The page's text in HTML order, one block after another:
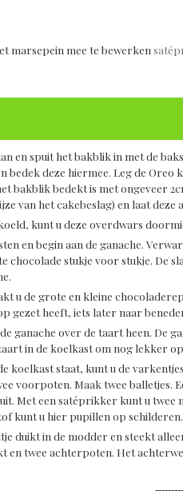
marsepein mee te bewerken
en spuit het bakblik in met de
bedek deze hiermee. Leg de
bakblik bedekt is met ongeveer
van het cakebeslag) en laat deze
kunt u deze overdwars
en begin aan de ganache.
chocolade stukje voor stukje. De
u de grote en kleine
gezet heeft, iets later naar
ganache over de taart heen. De
in de koelkast om nog lekker
koelkast staat, kunt u de
voorpoten. Maak twee balletjes.
Met een satéprikker kunt u twee
kunt u hier pupillen op
duikt in de modder en steekt
en twee achterpoten. Het